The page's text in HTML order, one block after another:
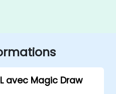
avec Magic Draw